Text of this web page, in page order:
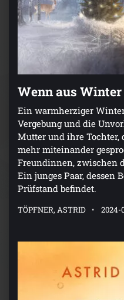
Wenn aus
Ein warmherziger
Vergebung und die
Mutter und ihre
mehr miteinander
Freundinnen, zwischen
Ein junges Paar, dessen
Prüfstand befindet.
TÖPFNER, ASTRID 2024-